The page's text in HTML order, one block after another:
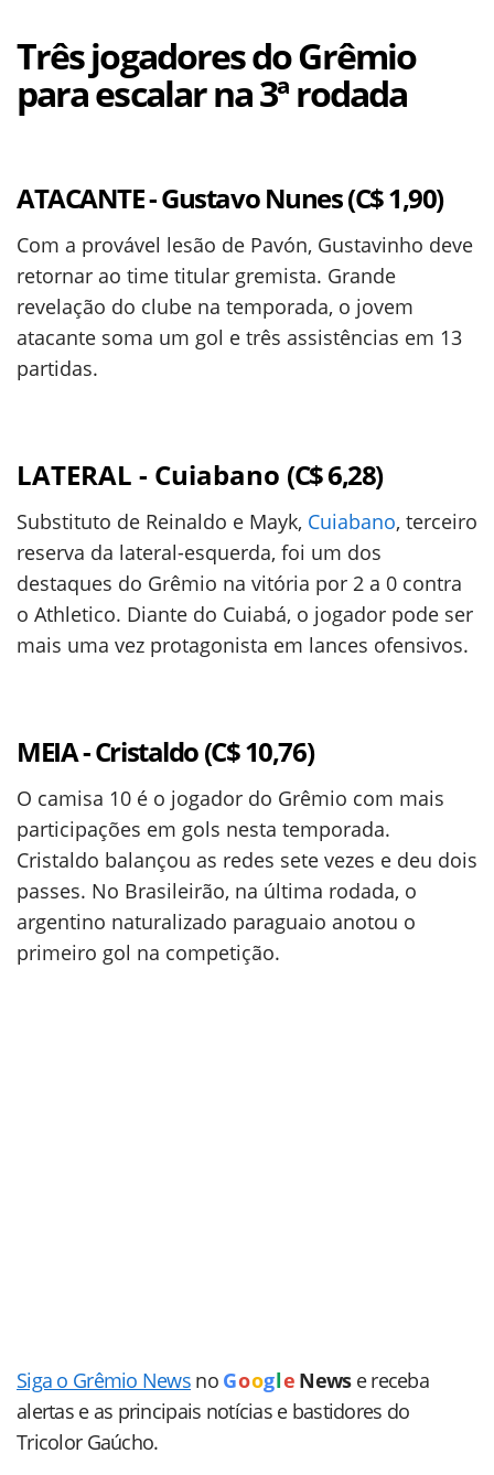
Três jogadores do Grêmio
para escalar na 3ª rodada
ATACANTE - Gustavo Nunes (C$ 1,90)
Com a provável lesão de Pavón, Gustavinho deve
retornar ao time titular gremista. Grande
revelação do clube na temporada, o jovem
atacante soma um gol e três assistências em 13
partidas.
LATERAL - Cuiabano (C$ 6,28)
Substituto de Reinaldo e Mayk, Cuiabano, terceiro
reserva da lateral-esquerda, foi um dos
destaques do Grêmio na vitória por 2 a 0 contra
o Athletico. Diante do Cuiabá, o jogador pode ser
mais uma vez protagonista em lances ofensivos.
MEIA - Cristaldo (C$ 10,76)
O camisa 10 é o jogador do Grêmio com mais
participações em gols nesta temporada.
Cristaldo balançou as redes sete vezes e deu dois
passes. No Brasileirão, na última rodada, o
argentino naturalizado paraguaio anotou o
primeiro gol na competição.
Siga o Grêmio News no Goog le News e receba
alertas e as principais notícias e bastidores do
Tricolor Gaúcho.